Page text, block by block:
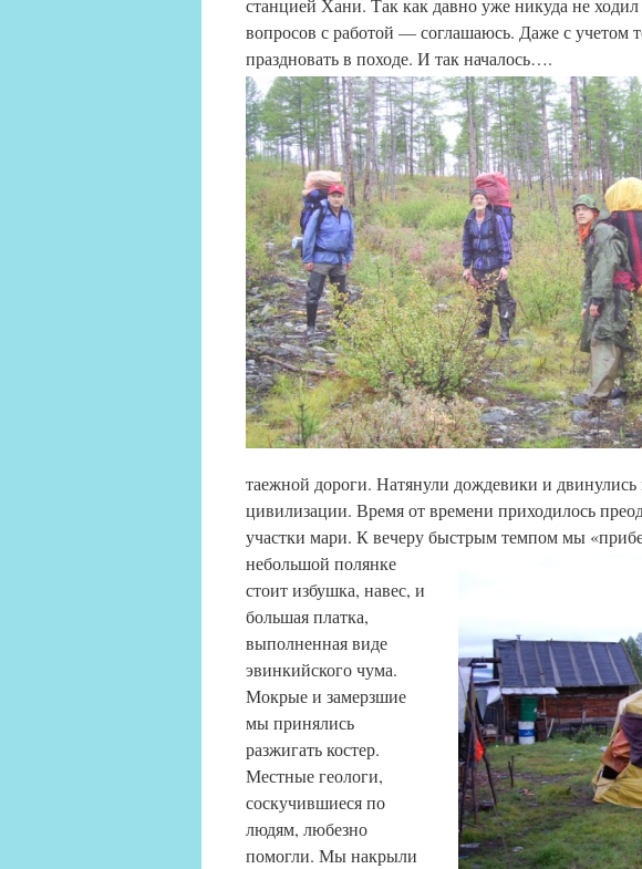
станцией Хани. Так как давно уже никуда не
вопросов с работой — соглашаюсь. Даже с учетом
праздновать в походе. И так началось….
таежной дороги. Натянули дождевики и двинулись
цивилизации. Время от времени приходилось
участки мари. К вечеру быстрым темпом мы
небольшой полянке
стоит избушка, навес, и
большая платка,
выполненная виде
эвинкийского чума.
Мокрые и замерзшие
мы принялись
разжигать костер.
Местные геологи,
соскучившиеся по
людям, любезно
помогли. Мы накрыли